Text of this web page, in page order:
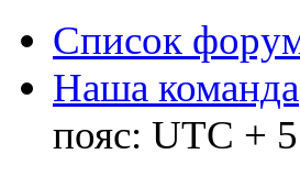
Список
Наша команда
пояс: UTC +